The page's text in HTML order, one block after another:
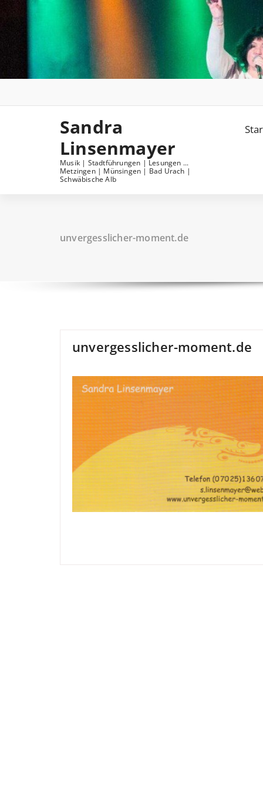
content
Sandra
Linsenmayer
Musik | Stadtführungen | Lesungen ...
Metzingen | Münsingen | Bad Urach |
Schwäbische Alb
unvergesslicher-moment.de
unvergesslicher-moment.de